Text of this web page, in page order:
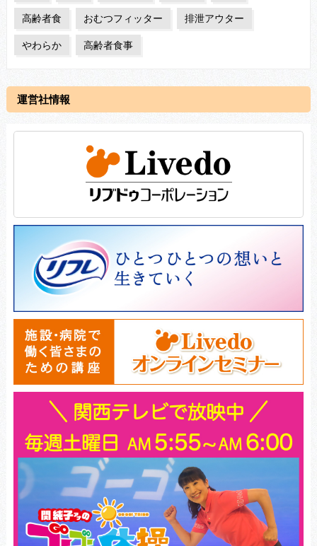
高齢者食 おむつフィッター 排泄アウター
やわらか 高齢者食事
運営社情報